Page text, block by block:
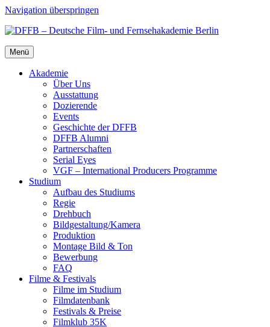
Navigation überspringen
Menü
Aka­de­mie
Über Uns
Aus­stat­tung
Dozie­ren­de
Events
Geschich­te der DFFB
DFFB Alum­ni
Part­ner­schaf­ten
Seri­al Eyes
VGF – Inter­na­tio­nal Pro­du­cers Pro­gram­me
Stu­di­um
Auf­bau des Stu­di­ums
Regie
Dreh­buch
Bildgestaltung/​​Kamera
Pro­duk­ti­on
Mon­ta­ge Bild & Ton
Bewer­bung
FAQ
Fil­me & Fes­ti­vals
Fil­me im Stu­di­um
Film­da­ten­bank
Fes­ti­vals & Prei­se
Film­klub 35K